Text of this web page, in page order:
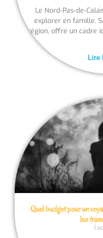
Le Nord-Pas-de-
explorer en famille.
région, offre un cadre
Lire
Quel budget pour un
les
1